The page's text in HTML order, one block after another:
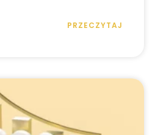
PRZECZYTAJ